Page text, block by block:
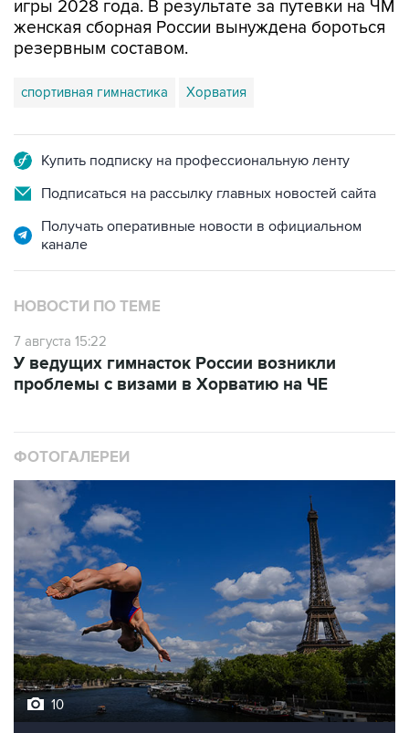
игры 2028 года. В результате за путевки на ЧМ
женская сборная России вынуждена бороться
резервным составом.
спортивная гимнастика Хорватия
Купить подписку на профессиональную ленту
Подписаться на рассылку главных новостей сайта
Получать оперативные новости в официальном
канале
НОВОСТИ ПО ТЕМЕ
7 августа 15:22
У ведущих гимнасток России возникли
проблемы с визами в Хорватию на ЧЕ
ФОТОГАЛЕРЕИ
10